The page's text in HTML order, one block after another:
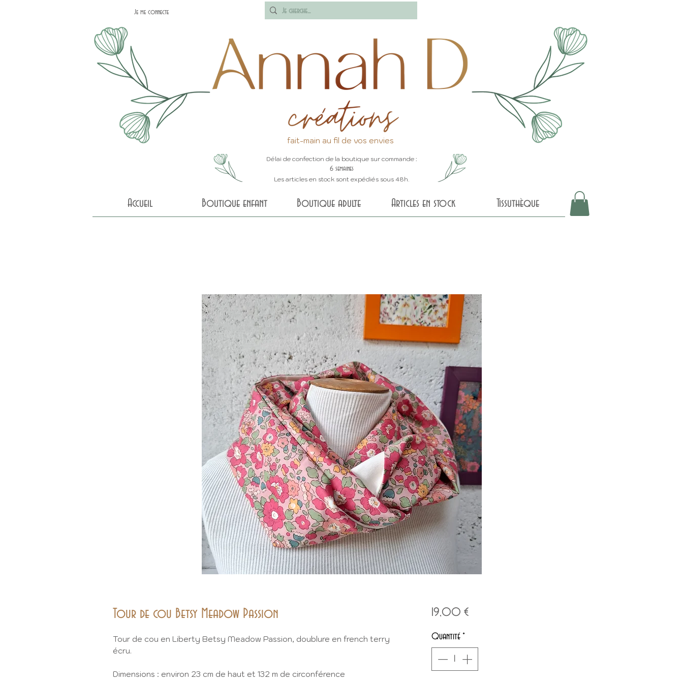
Je me connecte
fait-main au fil de vos envies
Délai de confection de la boutique sur commande :
6 semaines
Les articles en stock sont expédiés sous 48h.
Accueil Boutique enfant Boutique adulte Articles en stock Tissuthèque
Tour de cou Betsy Meadow Passion
Tour de cou en Liberty Betsy Meadow Passion, doublure en french terry
écru.
Dimensions : environ 23 cm de haut et 132 m de circonférence
19,00 €Prix
Quantité *